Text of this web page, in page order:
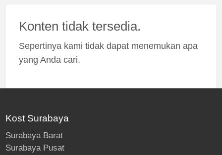
Konten tidak tersedia.
Sepertinya kami tidak dapat menemukan apa
yang Anda cari.
Kost Surabaya
Surabaya Barat
Surabaya Pusat